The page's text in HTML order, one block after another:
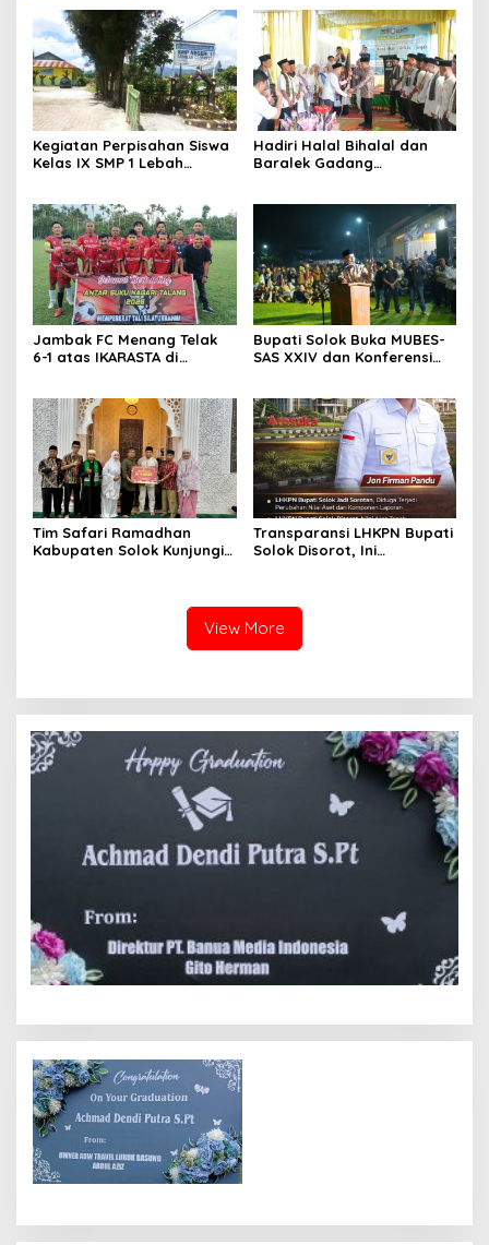
Kegiatan Perpisahan Siswa
Kelas IX SMP 1 Lebah
Sorotan Tajam
Hadiri Halal Bihalal dan
Baralek Gadang
Sekaligus Meresmikan
Menara Masjid Nurul Iman
Jambak FC Menang Telak
6-1 atas IKARASTA di
Bupati Solok Buka MUBES-
SAS XXIV dan Konferensi
Tim Safari Ramadhan
Kabupaten Solok Kunjungi
Transparansi LHKPN Bupati
Solok Disorot, Ini
View More